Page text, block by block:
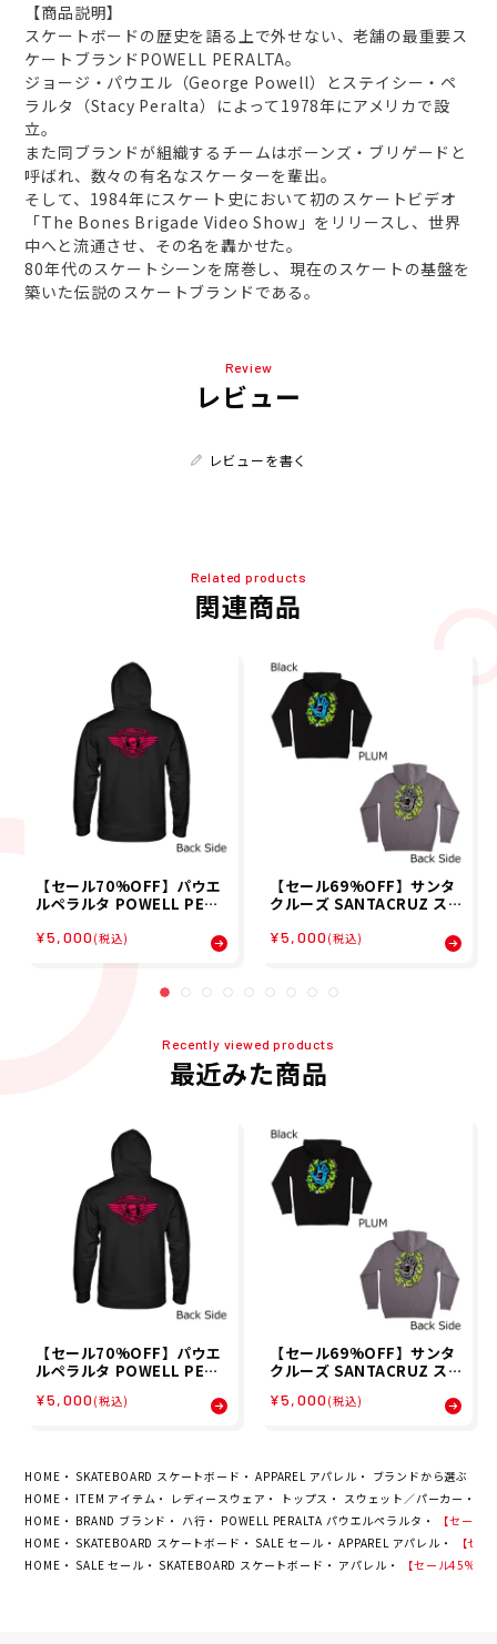
【商品説明】
スケートボードの歴史を語る上で外せない、老舗の最重要ス
ケートブランドPOWELL PERALTA。
ジョージ・パウエル（George Powell）とステイシー・ペ
ラルタ（Stacy Peralta）によって1978年にアメリカで設
立。
また同ブランドが組織するチームはボーンズ・ブリゲードと
呼ばれ、数々の有名なスケーターを輩出。
そして、1984年にスケート史において初のスケートビデオ
「The Bones Brigade Video Show」をリリースし、世界
中へと流通させ、その名を轟かせた。
80年代のスケートシーンを席巻し、現在のスケートの基盤を
築いた伝説のスケートブランドである。
Review
レビュー
レビューを書く
Related products
関連商品
【セール70%OFF】パウエ
ルペラルタ POWELL PERA
ド ウェア スウェット パーカ
ー HOOD WINGED RIPPE
R BLKLGHT 520253307
メンズ 男性 25FA 秋冬
¥5,000 (税込)
【セール69%OFF】サンタ
クルーズ SANTACRUZ ス
ア スウェット パーカー スラ
イム スクリーム SLIME SC
307 メンズ 男性 25FA 秋冬
¥5,000 (税込)
Recently viewed products
最近みた商品
【セール70%OFF】パウエ
ルペラルタ POWELL PERA
ド ウェア スウェット パーカ
¥5,000 (税込)
【セール69%OFF】サンタ
クルーズ SANTACRUZ ス
ア スウェット パーカー スラ
¥5,000 (税込)
HOME SKATEBOARD スケートボード APPAREL アパレル ブランドから選ぶ
HOME
ITEM アイテム レディースウェア トップス スウェット／パーカー
HOME
BRAND ブランド ハ行 POWELL PERALTA パウエルペラルタ
【セール
HOME
SKATEBOARD スケートボード SALE セール APPAREL アパレル
【セ
HOME
SALE セール SKATEBOARD スケートボード アパレル 【セール